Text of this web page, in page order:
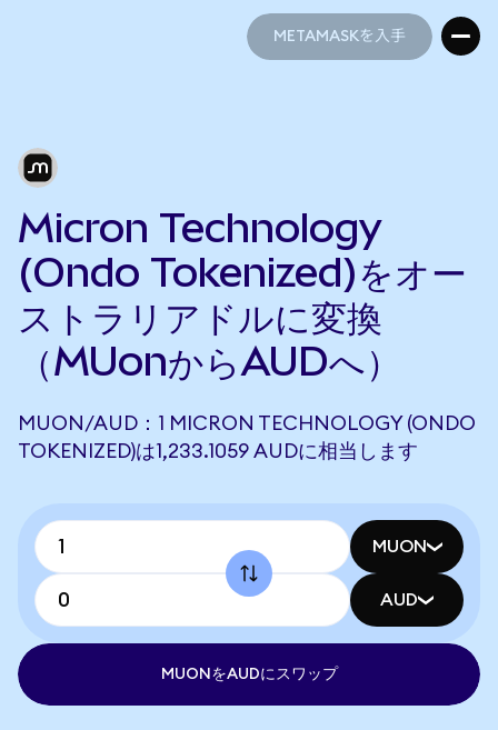
METAMASKを入手
Micron Technology
(Ondo Tokenized)をオー
ストラリアドルに変換
（MUonからAUDへ）
MUON/AUD：1 MICRON TECHNOLOGY (ONDO
TOKENIZED)は1,233.1059 AUDに相当します
MUON
AUD
MUONをAUDにスワップ